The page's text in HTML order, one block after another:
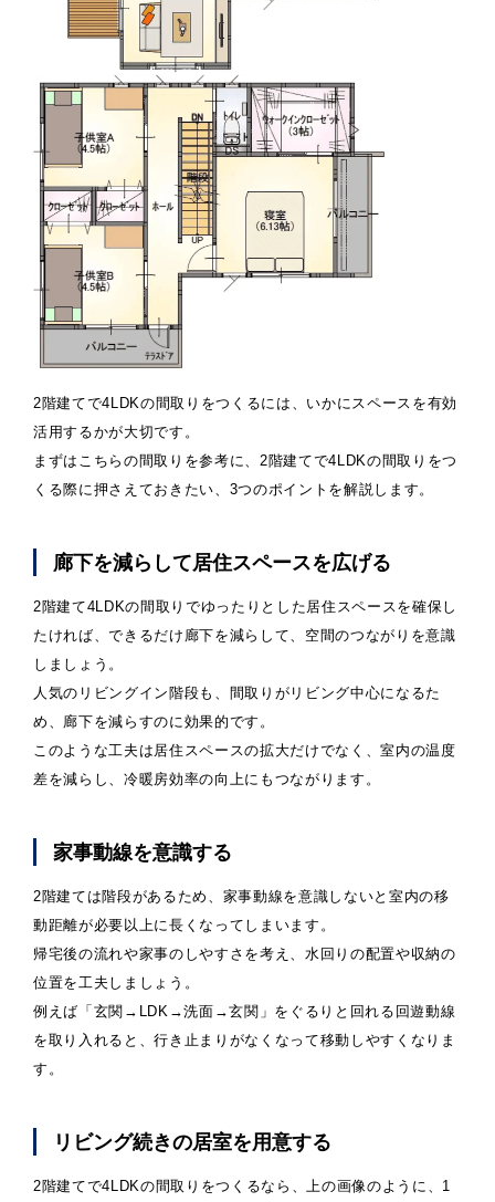
2階建てで4LDKの間取りをつくるには、いかにスペースを有効
活用するかが大切です。
まずはこちらの間取りを参考に、2階建てで4LDKの間取りをつ
くる際に押さえておきたい、3つのポイントを解説します。
廊下を減らして居住スペースを広げる
2階建て4LDKの間取りでゆったりとした居住スペースを確保し
たければ、できるだけ廊下を減らして、空間のつながりを意識
しましょう。
人気のリビングイン階段も、間取りがリビング中心になるた
め、廊下を減らすのに効果的です。
このような工夫は居住スペースの拡大だけでなく、室内の温度
差を減らし、冷暖房効率の向上にもつながります。
家事動線を意識する
2階建ては階段があるため、家事動線を意識しないと室内の移
動距離が必要以上に長くなってしまいます。
帰宅後の流れや家事のしやすさを考え、水回りの配置や収納の
位置を工夫しましょう。
例えば「玄関→LDK→洗面→玄関」をぐるりと回れる回遊動線
を取り入れると、行き止まりがなくなって移動しやすくなりま
す。
リビング続きの居室を用意する
2階建てで4LDKの間取りをつくるなら、上の画像のように、1